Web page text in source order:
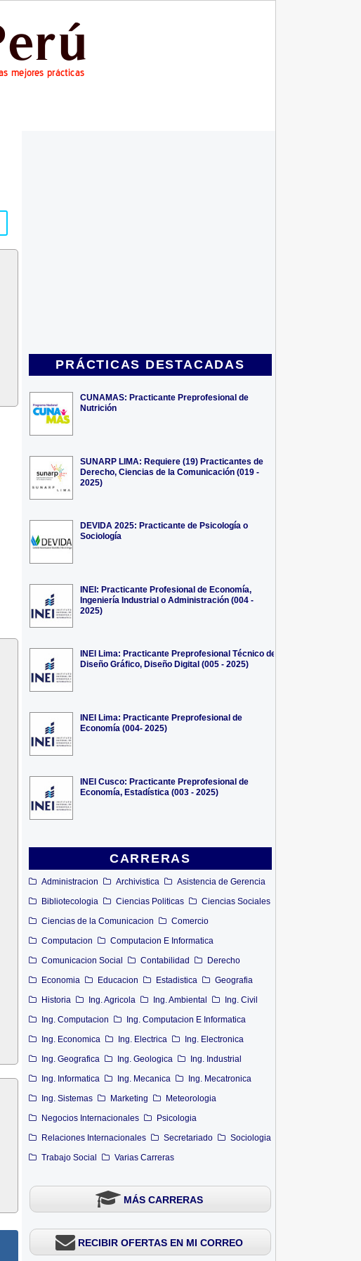
PRÁCTICAS DESTACADAS
CUNAMAS: Practicante Preprofesional de
Nutrición
SUNARP LIMA: Requiere (19) Practicantes de
Derecho, Ciencias de la Comunicación (019 -
2025)
DEVIDA 2025: Practicante de Psicología o
Sociología
INEI: Practicante Profesional de Economía,
Ingeniería Industrial o Administración (004 -
2025)
INEI Lima: Practicante Preprofesional Técnico de
Diseño Gráfico, Diseño Digital (005 - 2025)
INEI Lima: Practicante Preprofesional de
Economía (004- 2025)
INEI Cusco: Practicante Preprofesional de
Economía, Estadística (003 - 2025)
CARRERAS
Administracion Archivistica
Asistencia de Gerencia
Bibliotecologia
Ciencias Politicas
Ciencias Sociales
Ciencias de la Comunicacion
Comercio
Computacion
Computacion E Informatica
Comunicacion Social
Contabilidad
Derecho
Economia
Educacion Estadistica
Geografia
Historia
Ing. Agricola Ing. Ambiental
Ing. Civil
Ing. Computacion
Ing. Computacion E Informatica
Ing. Economica
Ing. Electrica
Ing. Electronica
Ing. Geografica
Ing. Geologica
Ing. Industrial
Ing. Informatica
Ing. Mecanica
Ing. Mecatronica
Ing. Sistemas
Marketing
Meteorologia
Negocios Internacionales
Psicologia
Relaciones Internacionales
Secretariado
Sociologia
Trabajo Social
Varias Carreras
MÁS CARRERAS
RECIBIR OFERTAS EN MI CORREO